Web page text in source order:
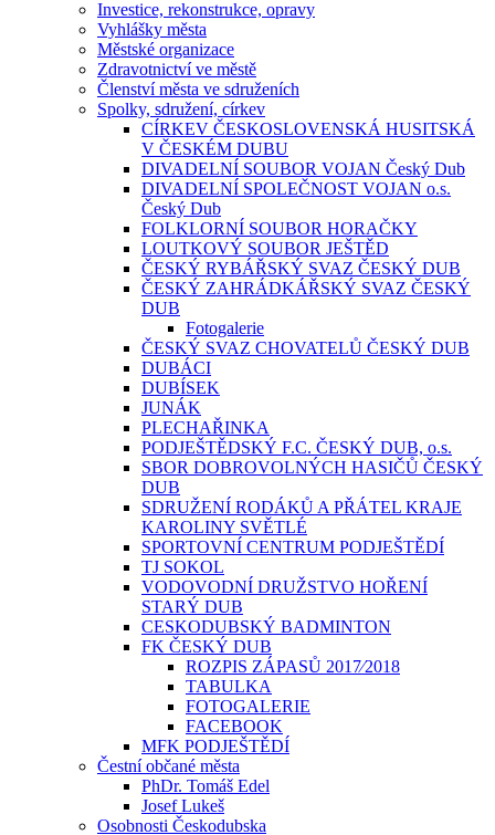
Investice, rekonstrukce, opravy
Vyhlášky města
Městské organizace
Zdravotnictví ve městě
Členství města ve sdruženích
Spolky, sdružení, církev
CÍRKEV ČESKOSLOVENSKÁ HUSITSKÁ
V ČESKÉM DUBU
DIVADELNÍ SOUBOR VOJAN Český Dub
DIVADELNÍ SPOLEČNOST VOJAN o.s.
Český Dub
FOLKLORNÍ SOUBOR HORAČKY
LOUTKOVÝ SOUBOR JEŠTĚD
ČESKÝ RYBÁŘSKÝ SVAZ ČESKÝ DUB
ČESKÝ ZAHRÁDKÁŘSKÝ SVAZ ČESKÝ
DUB
Fotogalerie
ČESKÝ SVAZ CHOVATELŮ ČESKÝ DUB
DUBÁCI
DUBÍSEK
JUNÁK
PLECHAŘINKA
PODJEŠTĚDSKÝ F.C. ČESKÝ DUB, o.s.
SBOR DOBROVOLNÝCH HASIČŮ ČESKÝ
DUB
SDRUŽENÍ RODÁKŮ A PŘÁTEL KRAJE
KAROLINY SVĚTLÉ
SPORTOVNÍ CENTRUM PODJEŠTĚDÍ
TJ SOKOL
VODOVODNÍ DRUŽSTVO HOŘENÍ
STARÝ DUB
CESKODUBSKÝ BADMINTON
FK ČESKÝ DUB
ROZPIS ZÁPASŮ 2017⁄2018
TABULKA
FOTOGALERIE
FACEBOOK
MFK PODJEŠTĚDÍ
Čestní občané města
PhDr. Tomáš Edel
Josef Lukeš
Osobnosti Českodubska